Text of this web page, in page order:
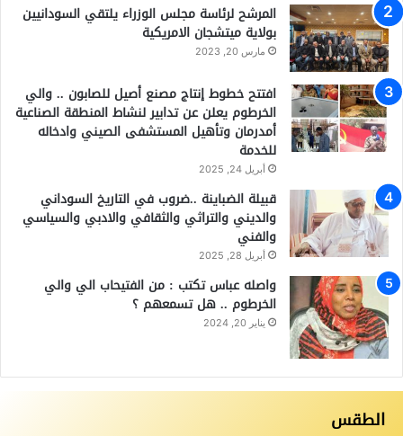
المرشح لرئاسة مجلس الوزراء يلتقي السودانيين
بولاية ميتشجان الامريكية
مارس 20, 2023
افتتح خطوط إنتاج مصنع أصيل للصابون .. والي
الخرطوم يعلن عن تدابير لنشاط المنطقة الصناعية
أمدرمان وتأهيل المستشفى الصيني وادخاله
للخدمة
أبريل 24, 2025
قبيلة الضباينة ..ضروب في التاريخ السوداني
والديني والتراثي والثقافي والادبي والسياسي
والفني
أبريل 28, 2025
واصله عباس تكتب : من الفتيحاب الي والي
الخرطوم .. هل تسمعهم ؟
يناير 20, 2024
الطقس